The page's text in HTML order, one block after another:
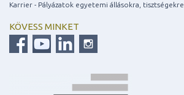
Karrier - Pályázatok egyetemi állásokra, tisztségekre
KÖVESS MINKET